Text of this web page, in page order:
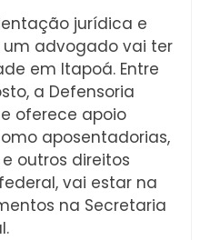
jurídica e
advogado vai ter
em Itapoá. Entre
a Defensoria
oferece apoio
aposentadorias,
outros direitos
vai estar na
na Secretaria